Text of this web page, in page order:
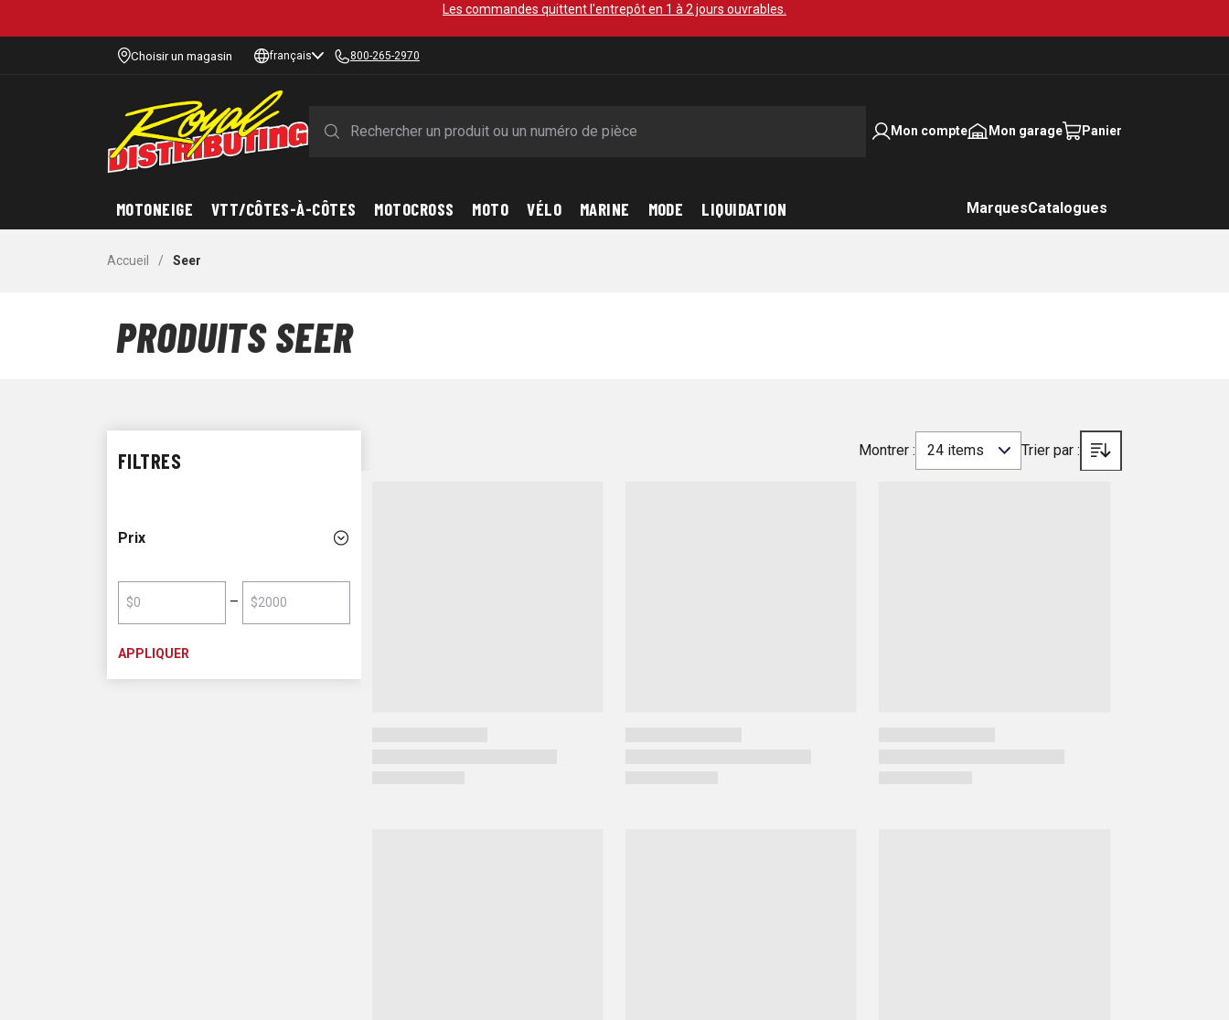
Les commandes quittent l'entrepôt en 1 à 2 jours ouvrables.
Choisir un magasin français 800-265-2970
Mon compte Mon garage Panier
MOTONEIGE VTT/CÔTES-À-CÔTES MOTOCROSS MOTO VÉLO MARINE MODE LIQUIDATION MarquesCatalogues
PRODUITS SEER
Accueil / Seer
FILTRES
Prix
$ – $
APPLIQUER
Montrer : 24 items Trier par :